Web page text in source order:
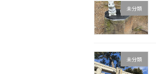
未分類
未分類